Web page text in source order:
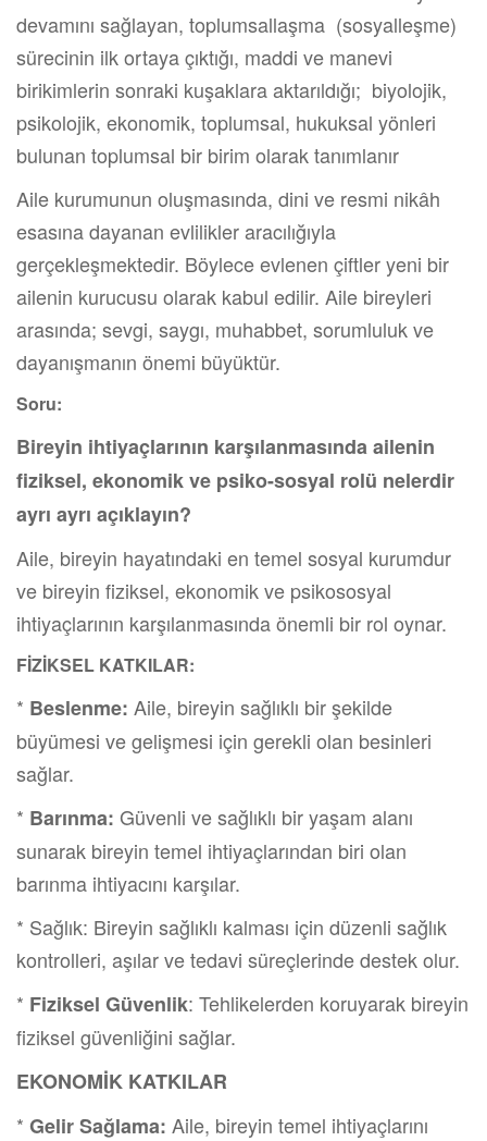
devamını sağlayan, toplumsallaşma (sosyalleşme)
sürecinin ilk ortaya çıktığı, maddi ve manevi
birikimlerin sonraki kuşaklara aktarıldığı; biyolojik,
psikolojik, ekonomik, toplumsal, hukuksal yönleri
bulunan toplumsal bir birim olarak tanımlanır
Aile kurumunun oluşmasında, dini ve resmi nikâh
esasına dayanan evlilikler aracılığıyla
gerçekleşmektedir. Böylece evlenen çiftler yeni bir
ailenin kurucusu olarak kabul edilir. Aile bireyleri
arasında; sevgi, saygı, muhabbet, sorumluluk ve
dayanışmanın önemi büyüktür.
Soru:
Bireyin ihtiyaçlarının karşılanmasında ailenin
fiziksel, ekonomik ve psiko-sosyal rolü nelerdir
ayrı ayrı açıklayın?
Aile, bireyin hayatındaki en temel sosyal kurumdur
ve bireyin fiziksel, ekonomik ve psikososyal
ihtiyaçlarının karşılanmasında önemli bir rol oynar.
FİZİKSEL KATKILAR:
* Beslenme: Aile, bireyin sağlıklı bir şekilde
büyümesi ve gelişmesi için gerekli olan besinleri
sağlar.
* Barınma: Güvenli ve sağlıklı bir yaşam alanı
sunarak bireyin temel ihtiyaçlarından biri olan
barınma ihtiyacını karşılar.
* Sağlık: Bireyin sağlıklı kalması için düzenli sağlık
kontrolleri, aşılar ve tedavi süreçlerinde destek olur.
* Fiziksel Güvenlik: Tehlikelerden koruyarak bireyin
fiziksel güvenliğini sağlar.
EKONOMİK KATKILAR
* Gelir Sağlama: Aile, bireyin temel ihtiyaçlarını